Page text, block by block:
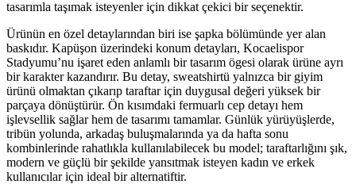
tasarımla taşımak isteyenler için dikkat çekici bir seçenektir.
Ürünün en özel detaylarından biri ise şapka bölümünde yer alan
baskıdır. Kapüşon üzerindeki konum detayları, Kocaelispor
Stadyumu’nu işaret eden anlamlı bir tasarım ögesi olarak ürüne ayrı
bir karakter kazandırır. Bu detay, sweatshirtü yalnızca bir giyim
ürünü olmaktan çıkarıp taraftar için duygusal değeri yüksek bir
parçaya dönüştürür. Ön kısımdaki fermuarlı cep detayı hem
işlevsellik sağlar hem de tasarımı tamamlar. Günlük yürüyüşlerde,
tribün yolunda, arkadaş buluşmalarında ya da hafta sonu
kombinlerinde rahatlıkla kullanılabilecek bu model; taraftarlığını şık,
modern ve güçlü bir şekilde yansıtmak isteyen kadın ve erkek
kullanıcılar için ideal bir alternatiftir.